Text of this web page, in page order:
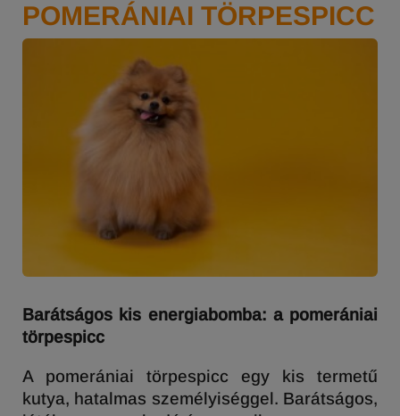
POMERÁNIAI TÖRPESPICC
Barátságos kis energiabomba: a pomerániai
törpespicc
A pomerániai törpespicc egy kis termetű
kutya, hatalmas személyiséggel. Barátságos,